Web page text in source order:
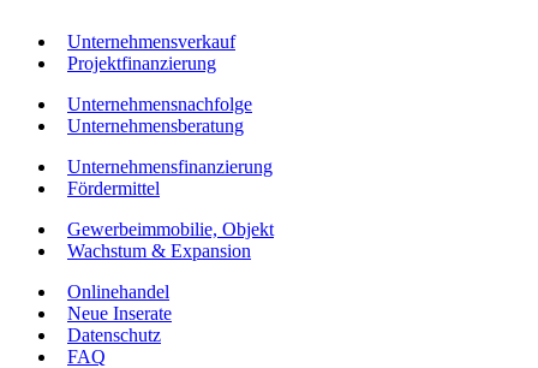
Unternehmensverkauf
Projektfinanzierung
Unternehmensnachfolge
Unternehmensberatung
Unternehmensfinanzierung
Fördermittel
Gewerbeimmobilie, Objekt
Wachstum & Expansion
Onlinehandel
Neue Inserate
Datenschutz
FAQ